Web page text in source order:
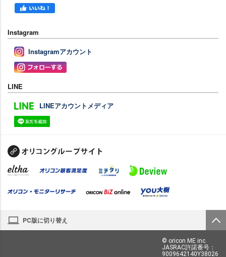
Instagram
Instagramアカウント
LINE
LINEアカウントメディア
PC版に切り替え
© oricon ME inc.
JASRAC許諾番号：
9009642140Y38026